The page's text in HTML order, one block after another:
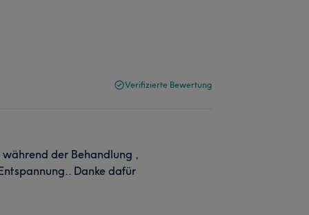
Verifizierte Bewertung
der Behandlung ,
Danke dafür